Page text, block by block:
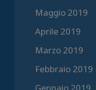
Maggio 2019
Aprile 2019
Marzo 2019
Febbraio 2019